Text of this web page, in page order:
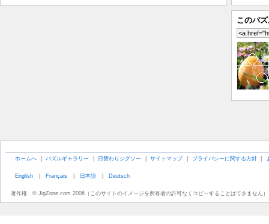
このパ
ホームへ | パズルギャラリー | 日替わりジグソー | サイトマップ | プライバシーに関する方針 |
English | Français | 日本語 | Deutsch
著作権 © JigZone.com 2006（このサイトのイメージを所有者の許可なくコピーすることはできません）